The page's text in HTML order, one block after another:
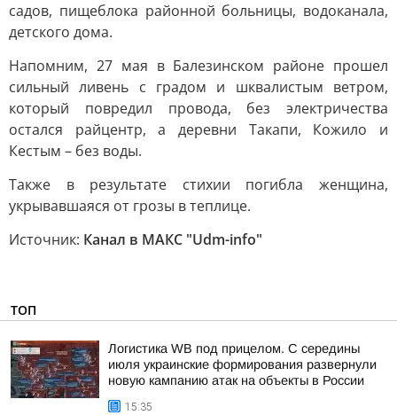
садов, пищеблока районной больницы, водоканала,
детского дома.
Напомним, 27 мая в Балезинском районе прошел
сильный ливень с градом и шквалистым ветром,
который повредил провода, без электричества
остался райцентр, а деревни Такапи, Кожило и
Кестым – без воды.
Также в результате стихии погибла женщина,
укрывавшаяся от грозы в теплице.
Источник: Канал в МАКС "Udm-info"
ТОП
Логистика WB под прицелом. С середины
июля украинские формирования развернули
новую кампанию атак на объекты в России
15:35